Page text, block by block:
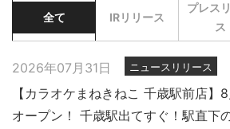
全て IRリリース
プレス
ス
2026年07月31日 ニュースリリース
【カラオケまねきねこ 千歳駅前店】
オープン！ 千歳駅出てすぐ！駅直下